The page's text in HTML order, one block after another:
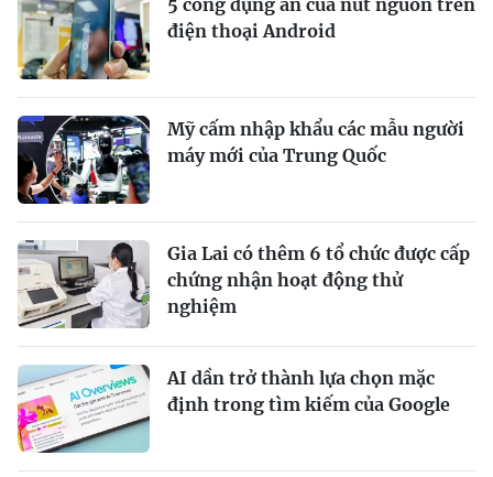
5 công dụng ẩn của nút nguồn trên
điện thoại Android
Mỹ cấm nhập khẩu các mẫu người
máy mới của Trung Quốc
Gia Lai có thêm 6 tổ chức được cấp
chứng nhận hoạt động thử
nghiệm
AI dần trở thành lựa chọn mặc
định trong tìm kiếm của Google